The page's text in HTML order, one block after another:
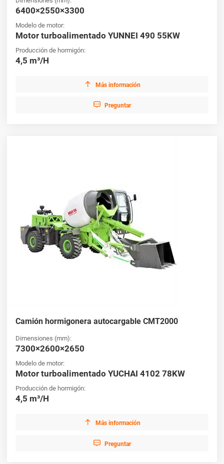
6400×2550×3300
Modelo de motor:
Motor turboalimentado YUNNEI 490 55KW
Producción de hormigón:
4,5 m³/H
 Más información
 Preguntar
Camión hormigonera autocargable CMT2000
Dimensiones (mm):
7300×2600×2650
Modelo de motor:
Motor turboalimentado YUCHAI 4102 78KW
Producción de hormigón:
4,5 m³/H
 Más información
 Preguntar